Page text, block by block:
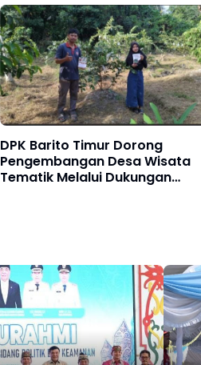
DPK Barito Timur Dorong
Pengembangan Desa Wisata
Tematik Melalui Dukungan